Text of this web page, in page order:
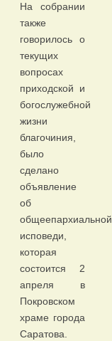
На собрании
также
говорилось о
текущих
вопросах
приходской и
богослужебной
жизни
благочиния,
было
сделано
объявление
об
общеепархиальной
исповеди,
которая
состоится 2
апреля в
Покровском
храме города
Саратова.